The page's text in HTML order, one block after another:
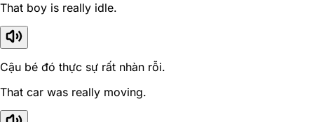
That boy is really idle.
Cậu bé đó thực sự rất nhàn rỗi.
That car was really moving.